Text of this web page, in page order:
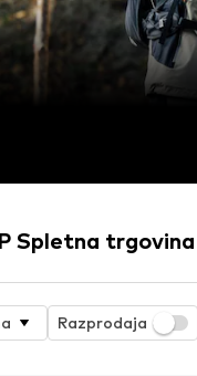
Spletna trgovina
Razprodaja